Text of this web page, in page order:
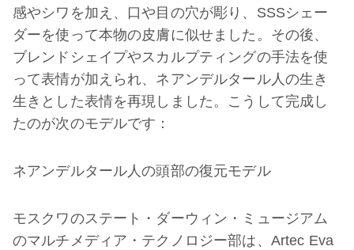
感やシワを加え、口や目の穴が彫り、SSSシェー
ダーを使って本物の皮膚に似せました。その後、
ブレンドシェイプやスカルプティングの手法を使
って表情が加えられ、ネアンデルタール人の生き
生きとした表情を再現しました。こうして完成し
たのが次のモデルです：
ネアンデルタール人の頭部の復元モデル
モスクワのステート・ダーウィン・ミュージアム
のマルチメディア・テクノロジー部は、Artec Eva